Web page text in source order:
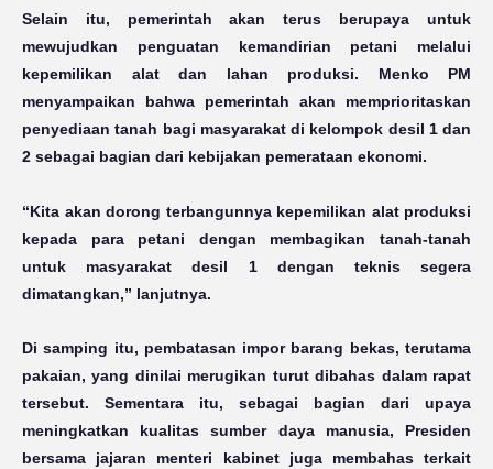
Selain itu, pemerintah akan terus berupaya untuk
mewujudkan penguatan kemandirian petani melalui
kepemilikan alat dan lahan produksi. Menko PM
menyampaikan bahwa pemerintah akan memprioritaskan
penyediaan tanah bagi masyarakat di kelompok desil 1 dan
2 sebagai bagian dari kebijakan pemerataan ekonomi.
“Kita akan dorong terbangunnya kepemilikan alat produksi
kepada para petani dengan membagikan tanah-tanah
untuk masyarakat desil 1 dengan teknis segera
dimatangkan,” lanjutnya.
Di samping itu, pembatasan impor barang bekas, terutama
pakaian, yang dinilai merugikan turut dibahas dalam rapat
tersebut. Sementara itu, sebagai bagian dari upaya
meningkatkan kualitas sumber daya manusia, Presiden
bersama jajaran menteri kabinet juga membahas terkait